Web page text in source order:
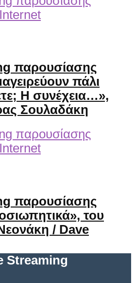
παρουσίασης
πάλι
Η συνέχεια…»,
Σουλαδάκη
παρουσίασης
του
/ Dave
Streaming